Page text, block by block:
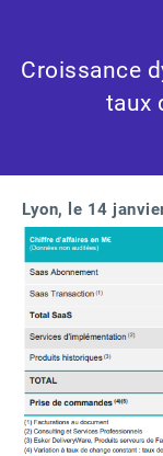
Croissance
taux
Lyon, le 14